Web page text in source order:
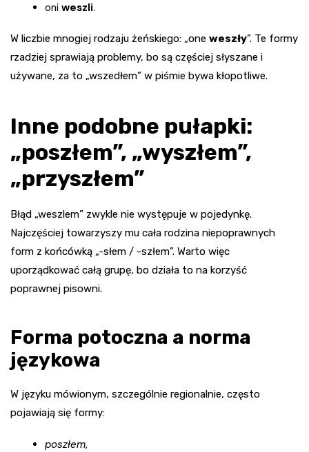
oni weszli.
W liczbie mnogiej rodzaju żeńskiego: „one weszły”. Te formy
rzadziej sprawiają problemy, bo są częściej słyszane i
używane, za to „wszedłem” w piśmie bywa kłopotliwe.
Inne podobne pułapki:
„poszłem”, „wyszłem”,
„przyszłem”
Błąd „weszlem” zwykle nie występuje w pojedynkę.
Najczęściej towarzyszy mu cała rodzina niepoprawnych
form z końcówką „-słem / -szłem”. Warto więc
uporządkować całą grupę, bo działa to na korzyść
poprawnej pisowni.
Forma potoczna a norma
językowa
W języku mówionym, szczególnie regionalnie, często
pojawiają się formy:
poszłem,